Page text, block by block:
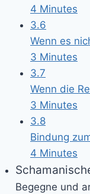
4 Minutes
3.6
Wenn es
3 Minutes
3.7
Wenn die
3 Minutes
3.8
Bindung
4 Minutes
Begegne und